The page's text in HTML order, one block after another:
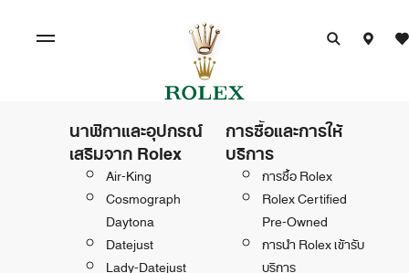
นาฬิกาและอุปกรณ์
เสริมจาก Rolex
Air-King
Cosmograph
Daytona
Datejust
Lady-Datejust
การซื้อและการให้
บริการ
การซื้อ Rolex
Rolex Certified
Pre-Owned
การนำ Rolex เข้ารับ
บริการ